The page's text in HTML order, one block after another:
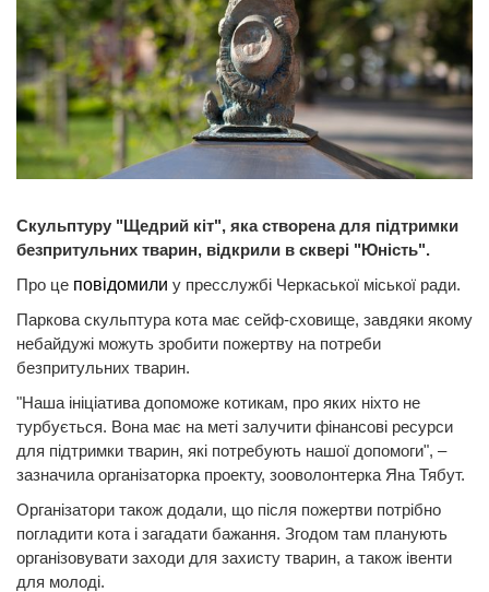
Скульптуру "Щедрий кіт", яка створена для підтримки
безпритульних тварин, відкрили в сквері "Юність".
Про це повідомили у пресслужбі Черкаської міської ради.
Паркова скульптура кота має сейф-сховище, завдяки якому
небайдужі можуть зробити пожертву на потреби
безпритульних тварин.
"Наша ініціатива допоможе котикам, про яких ніхто не
турбується. Вона має на меті залучити фінансові ресурси
для підтримки тварин, які потребують нашої допомоги", –
зазначила організаторка проекту, зооволонтерка Яна Тябут.
Організатори також додали, що після пожертви потрібно
погладити кота і загадати бажання. Згодом там планують
організовувати заходи для захисту тварин, а також івенти
для молоді.